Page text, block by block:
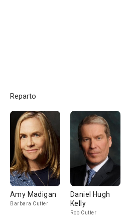
Reparto
Amy Madigan
Barbara Cutter
Daniel Hugh
Kelly
Rob Cutter